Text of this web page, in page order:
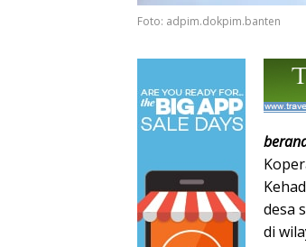
Foto: adpim.dokpim.banten
desa
di